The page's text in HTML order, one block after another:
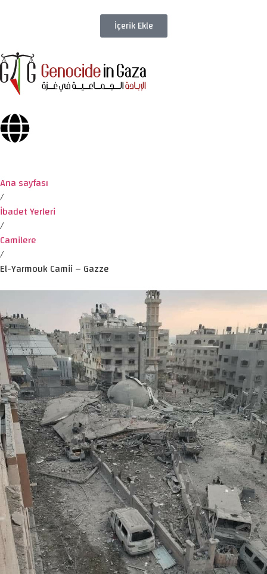
İçerik Ekle
Ana sayfası
/
İbadet Yerleri
/
Camilere
/
El-Yarmouk Camii – Gazze